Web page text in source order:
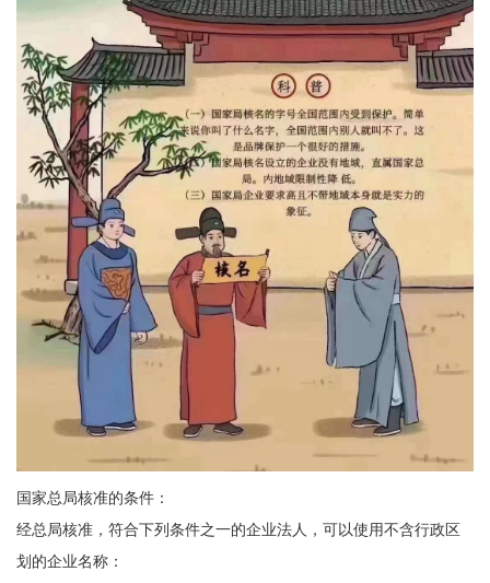
国家总局核准的条件：
经总局核准，符合下列条件之一的企业法人，可以使用不含行政区
划的企业名称：